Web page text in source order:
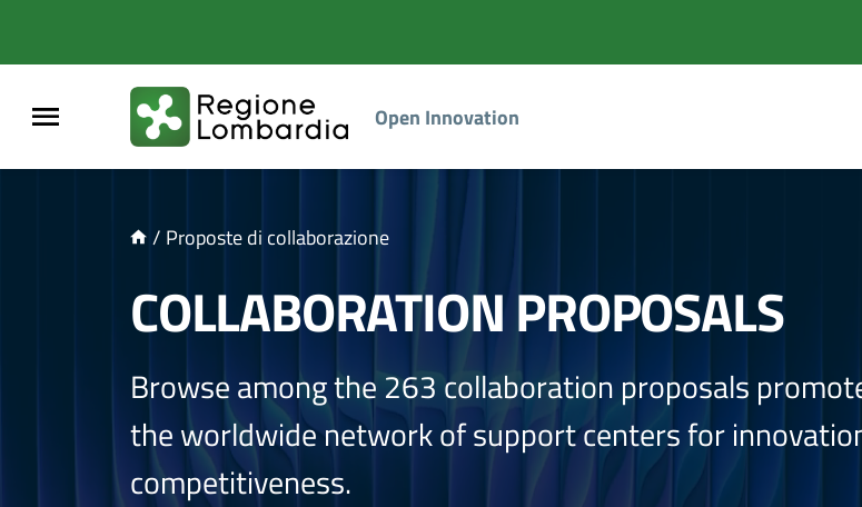
Open Innovation
/ Proposte di collaborazione
COLLABORATION PROPOSALS
Browse among the 263 collaboration proposals
the worldwide network of support centers for
competitiveness.